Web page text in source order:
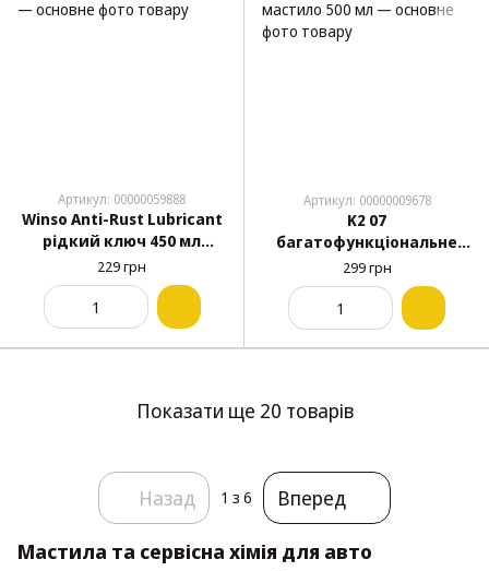
Артикул: 00000059888
Winso Anti-Rust Lubricant
рідкий ключ 450 мл
(820220)
229 грн
Артикул: 00000009678
K2 07
багатофункціональне
мастило 500 мл
299 грн
Показати ще 20 товарів
Назад 1 з 6 Вперед
Мастила та сервісна хімія для авто